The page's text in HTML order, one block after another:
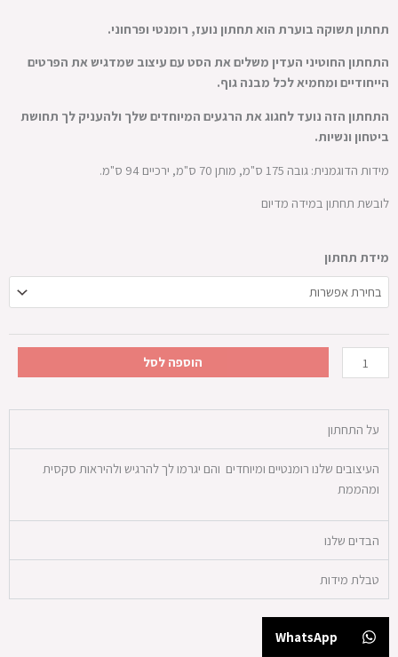
היה:
הוא:
תחתון תשוקה בוערת הוא תחתון נועז, רומנטי ופרחוני.
התחתון החוטיני העדין משלים את הסט עם עיצוב שמדגיש את הפרטים
הייחודיים ומחמיא לכל מבנה גוף.
התחתון הזה נועד לחגוג את הרגעים המיוחדים שלך ולהעניק לך תחושת
ביטחון ונשיות.
מידות הדוגמנית: גובה 175 ס"מ, מותן 70 ס"מ, ירכיים 94 ס"מ.
לובשת תחתון במידה מדיום
מידת תחתון
כמות
של
תחתון
בוערת
הוספה לסל
על התחתון
העיצובים שלנו רומנטיים ומיוחדים והם יגרמו לך להרגיש ולהיראות סקסית
ומהממת
הבדים שלנו
טבלת מידות
WhatsApp